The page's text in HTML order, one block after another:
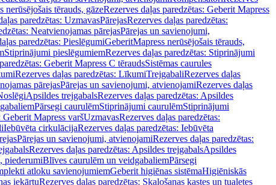
nerūsējošais tērauds, gāzeRezerves daļas paredzētas: Geberit Mapress
paredzētas: UzmavasPārejasRezerves daļas paredzētas:
Neatvienojamas pārejasPārejas un savienojumi,
paredzētas: PieslēgumiGeberitMapress nerūsējošais tērauds,
Stiprinājumi pieslēgumiemRezerves daļas paredzētas: Stiprinājumi
Geberit Mapress C tēraudsSistēmas caurules
Rezerves daļas paredzētas: LīkumiTrejgabaliRezerves daļas
pārejasPārejas un savienojumi, atvienojamiRezerves daļas
Apsildes trejgabalsRezerves daļas paredzētas: Apsildes
Pārsegi caurulēmStiprinājumi caurulēmStiprinājumi
Geberit Mapress varšUzmavasRezerves daļas paredzētas:
Iebūvēta cirkulācijaRezerves daļas paredzētas: Iebūvēta
Pārejas un savienojumi, atvienojamiRezerves daļas paredzētas:
Rezerves daļas paredzētas: Apsildes trejgabalsApsildes
piederumiBlīves caurulēm un veidgabaliemPārsegi
atloku savienojumiemGeberit higiēnas sistēmaHigiēniskās
iekārtuRezerves daļas paredzētas: Skalošanas kastes un tualetes